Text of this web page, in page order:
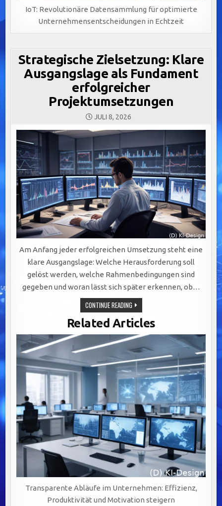
IoT: Revolutionäre Datensammlung für optimierte
Unternehmensentscheidungen in Echtzeit
Strategische Zielsetzung: Klare
Ausgangslage als Fundament
erfolgreicher
Projektumsetzungen
JULI 8, 2026
Am Anfang jeder erfolgreichen Umsetzung steht eine
klare Ausgangslage: Welche Herausforderung soll
gelöst werden, welche Rahmenbedingungen sind
gegeben und woran lässt sich später erkennen, ob…
CONTINUE READINGSTRATEGISCHE
ZIELSETZUNG:
KLARE
AUSGANGSLAGE
ALS
FUNDAMENT
PROJEKTUMSETZUNGEN
Related Articles
Transparente Abläufe im Unternehmen: Effizienz,
Produktivität und Motivation steigern